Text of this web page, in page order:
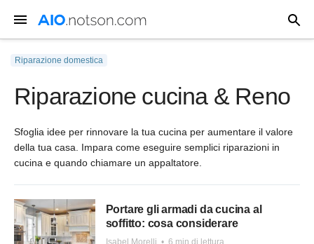
Riparazione domestica
Riparazione cucina & Reno
Sfoglia idee per rinnovare la tua cucina per aumentare il valore
della tua casa. Impara come eseguire semplici riparazioni in
cucina e quando chiamare un appaltatore.
Portare gli armadi da cucina al
soffitto: cosa considerare
Isabel Morelli • 6 min di lettura